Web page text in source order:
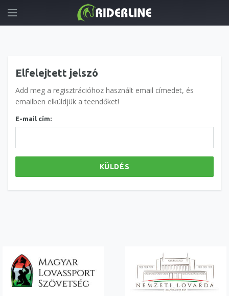
Elfelejtett jelszó
Add meg a regisztrációhoz használt email címedet, és
emailben elküldjük a teendőket!
E-mail cím:
KÜLDÉS